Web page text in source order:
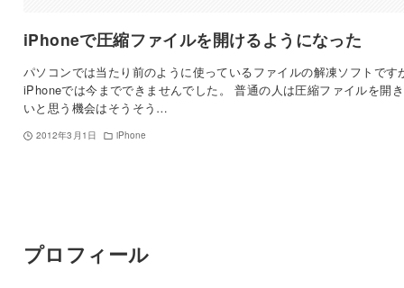
iPhoneで圧縮ファイルを開けるようになった
パソコンでは当たり前のように使っているファイルの解凍ソフトです
iPhoneでは今までできませんでした。 普通の人は圧縮ファイルを開
いと思う機会はそうそう…
2012年3月1日 iPhone
プロフィール